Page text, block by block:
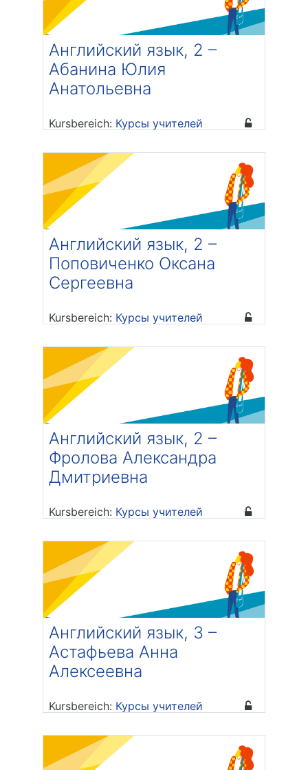
Английский язык, 2 –
Абанина Юлия
Анатольевна
Kursbereich: Курсы учителей
Английский язык, 2 –
Поповиченко Оксана
Сергеевна
Kursbereich: Курсы учителей
Поповиченко
Английский язык, 2 –
Фролова Александра
Дмитриевна
Kursbereich: Курсы учителей
Дмитриевна Фролова
Английский язык, 3 –
Астафьева Анна
Алексеевна
Kursbereich: Курсы учителей
Астафьева